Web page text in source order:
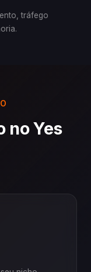
tráfego
no Yes